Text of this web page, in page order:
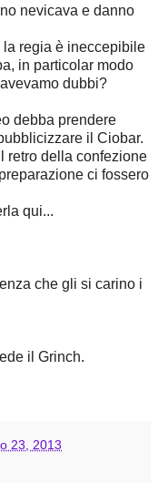
nevicava e danno
la regia è ineccepibile
in particolar modo
dubbi?
debba prendere
il Ciobar.
retro della confezione
ci fossero
qui...
che gli si carino i
il Grinch.
23, 2013